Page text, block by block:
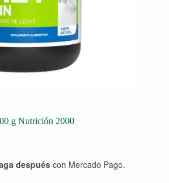
g Nutrición 2000
después con Mercado Pago.